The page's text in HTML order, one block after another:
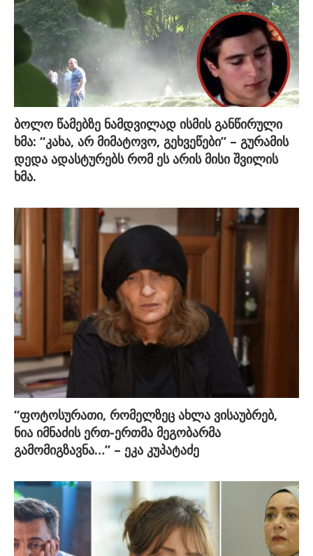
ბოლო წამებზე ნამდვილად ისმის განწირული
ხმა: “კახა, არ მიმატოვო, გეხვეწები” – გურამის
დედა ადასტურებს რომ ეს არის მისი შვილის
ხმა.
“ფოტოსურათი, რომელზეც ახლა ვისაუბრებ,
ნია იმნაძის ერთ-ერთმა მეგობარმა
გამომიგზავნა…” – ეკა კუპატაძე